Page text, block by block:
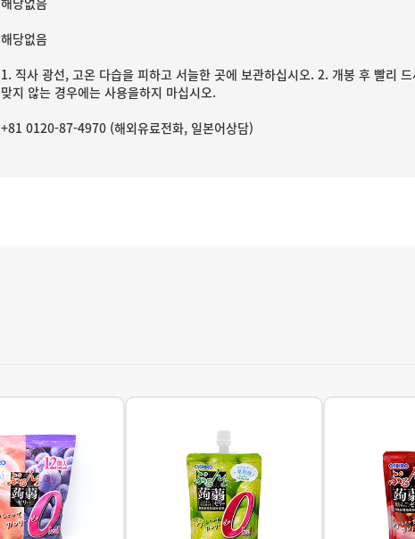
해당없음
1. 직사 광선, 고온 다습을 피하고 서늘한 곳에 보관하십시오. 2. 개봉 후 빨리
맞지 않는 경우에는 사용을하지 마십시오.
+81 0120-87-4970 (해외유료전화, 일본어상담)